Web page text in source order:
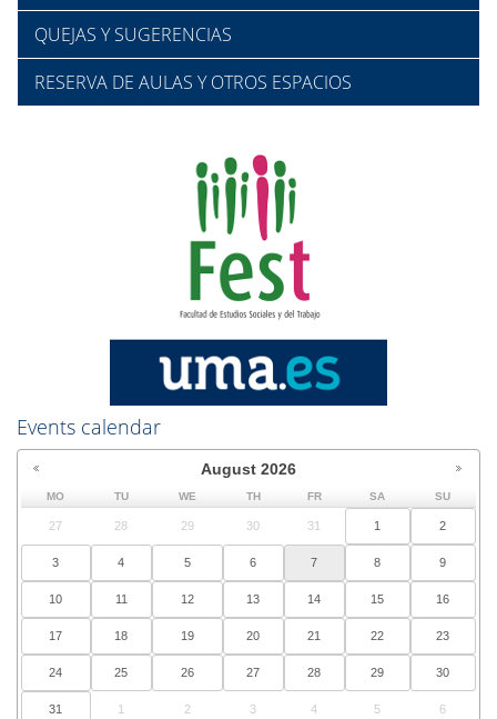
QUEJAS Y SUGERENCIAS
RESERVA DE AULAS Y OTROS ESPACIOS
Events calendar
August 2026
MO TU WE TH FR SA SU
27 28 29 30 31 1 2
3 4 5 6 7 8 9
10 11 12 13 14 15 16
17 18 19 20 21 22 23
24 25 26 27 28 29 30
31 1 2 3 4 5 6